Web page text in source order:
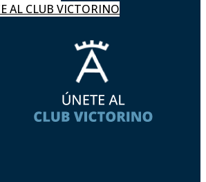
AL CLUB VICTORINO